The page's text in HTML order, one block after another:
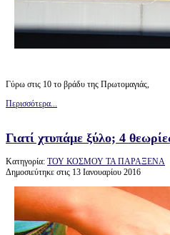
Γύρω στις 10 το βράδυ της Πρωτομαγιάς,
Περισσότερα...
Γιατί χτυπάμε ξύλο; 4
Κατηγορία: ΤΟΥ ΚΟΣΜΟΥ ΤΑ ΠΑΡΑΞΕΝΑ
Δημοσιεύτηκε στις 13 Ιανουαρίου 2016